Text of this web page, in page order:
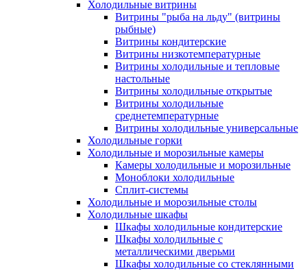
Холодильные витрины
Витрины "рыба на льду" (витрины
рыбные)
Витрины кондитерские
Витрины низкотемпературные
Витрины холодильные и тепловые
настольные
Витрины холодильные открытые
Витрины холодильные
среднетемпературные
Витрины холодильные универсальные
Холодильные горки
Холодильные и морозильные камеры
Камеры холодильные и морозильные
Моноблоки холодильные
Сплит-системы
Холодильные и морозильные столы
Холодильные шкафы
Шкафы холодильные кондитерские
Шкафы холодильные с
металлическими дверьми
Шкафы холодильные со стеклянными